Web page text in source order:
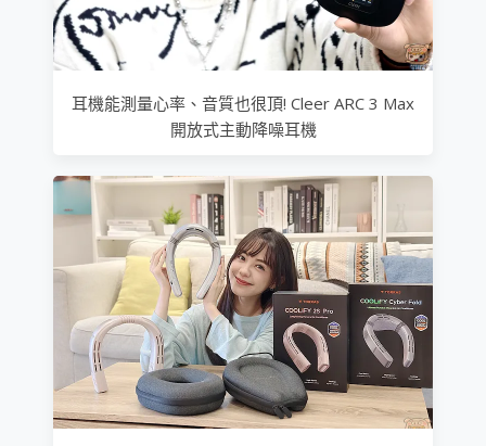
耳機能測量心率、音質也很頂! Cleer ARC 3 Max
開放式主動降噪耳機